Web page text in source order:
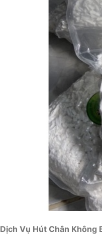
Dịch Vụ Hút Chân Không